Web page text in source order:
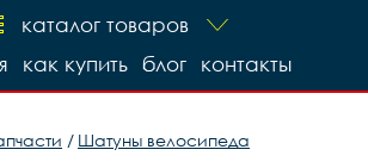
каталог товаров
контакты
блог
как купить
/ Шатуны велосипеда